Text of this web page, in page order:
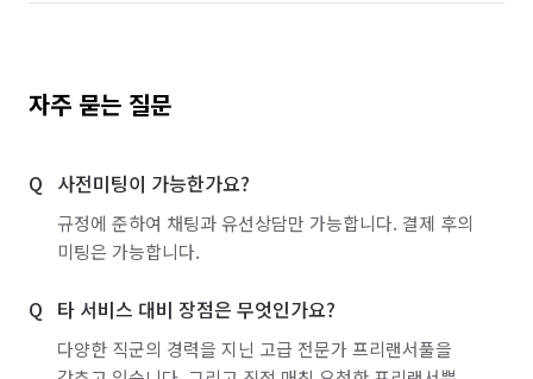
자주 묻는 질문
사전미팅이 가능한가요?
규정에 준하여 채팅과 유선상담만 가능합니다. 결제 후의
미팅은 가능합니다.
타 서비스 대비 장점은 무엇인가요?
다양한 직군의 경력을 지닌 고급 전문가 프리랜서풀을